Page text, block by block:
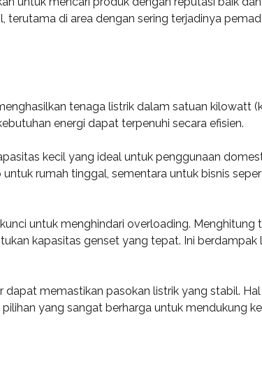
di area dengan sering terjadinya
tenaga listrik dalam satuan kilowatt
energi dapat terpenuhi secara efisien.
kecil yang ideal untuk penggunaan
rumah tinggal, sementara untuk bisnis
untuk menghindari overloading. Menghitung
kapasitas genset yang tepat. Ini berdampak
memastikan pasokan listrik yang stabil. Hal
yang sangat berharga untuk mendukung